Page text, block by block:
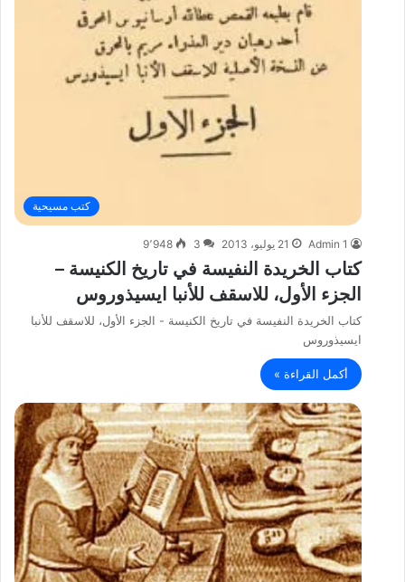
كتب مسيحية
Admin 1 21 يوليو، 2013 3 9٬948
كتاب الخريدة النفيسة في تاريخ الكنيسة –
الجزء الأول، للاسقف للأنبا ايسيذوروس
كتاب الخريدة النفيسة في تاريخ الكنيسة - الجزء الأول، للاسقف للأنبا
ايسيذوروس
أكمل القراءة »